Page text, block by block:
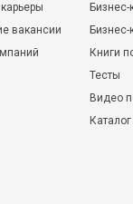
вакансии
Бизнес-
Книги
Тесты
Видео